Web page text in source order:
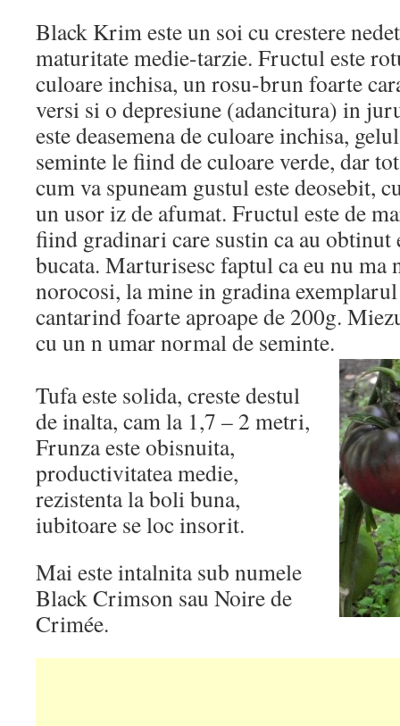
Black Krim este un soi cu crestere
maturitate medie-tarzie. Fructul este
culoare inchisa, un rosu-brun foarte
versi si o depresiune (adancitura) in
este deasemena de culoare inchisa,
seminte le fiind de culoare verde, dar
cum va spuneam gustul este deosebit,
un usor iz de afumat. Fructul este de
fiind gradinari care sustin ca au obtinut
bucata. Marturisesc faptul ca eu nu ma
norocosi, la mine in gradina
cantarind foarte aproape de 200g.
cu un n umar normal de seminte.
Tufa este solida, creste destul
de inalta, cam la 1,7 – 2 metri,
Frunza este obisnuita,
productivitatea medie,
rezistenta la boli buna,
iubitoare se loc insorit.
Mai este intalnita sub numele
Black Crimson sau Noire de
Crimée.